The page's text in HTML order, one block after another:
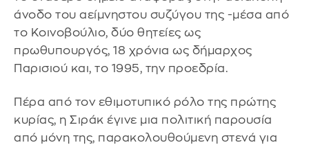
άνοδο του αείμνηστου συζύγου της -μέσα από
το Κοινοβούλιο, δύο θητείες ως
πρωθυπουργός, 18 χρόνια ως δήμαρχος
Παρισιού και, το 1995, την προεδρία.
Πέρα από τον εθιμοτυπικό ρόλο της πρώτης
κυρίας, η Σιράκ έγινε μια πολιτική παρουσία
από μόνη της, παρακολουθούμενη στενά για